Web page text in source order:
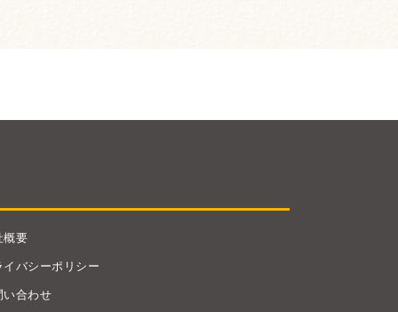
概要
イバシーポリシー
い合わせ